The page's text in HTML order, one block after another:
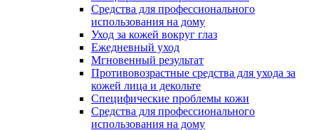
Средства для профессионального
использования на дому
Уход за кожей вокруг глаз
Ежедневный уход
Мгновенный результат
Противовозрастные средства для ухода за
кожей лица и декольте
Специфические проблемы кожи
Средства для профессионального
использования на дому